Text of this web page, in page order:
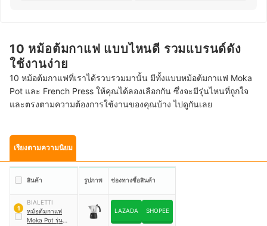
10 หม้อต้มกาแฟ แบบไหนดี รวมแบรนด์ดัง
ใช้งานง่าย
10 หม้อต้มกาแฟที่เราได้รวบรวมมานั้น มีทั้งแบบหม้อต้มกาแฟ Moka
Pot และ French Press ให้คุณได้ลองเลือกกัน ซึ่งจะมีรุ่นไหนที่ถูกใจ
และตรงตามความต้องการใช้งานของคุณบ้าง ไปดูกันเลย
เรียงตามความนิยม
สินค้า รูปภาพ ช่องทางซื้อสินค้า
1
BIALETTI
หม้อต้มกาแฟ
Moka Pot รุ่น
LAZADA SHOPEE